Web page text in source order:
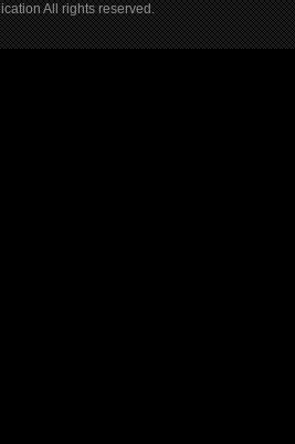
All rights reserved.